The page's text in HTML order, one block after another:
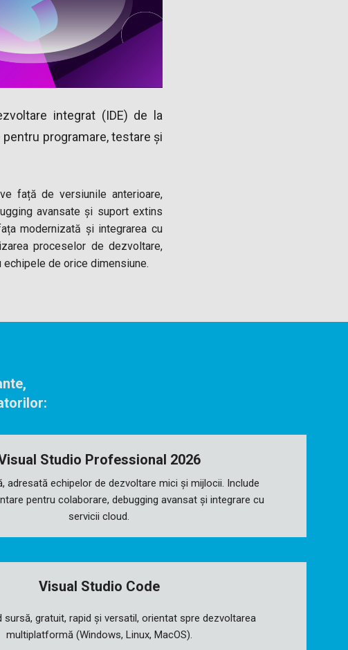
integrat (IDE) de la
programare, testare și
față de versiunile anterioare,
avansate și suport extins
modernizată și integrarea cu
proceselor de dezvoltare,
de orice dimensiune.
Studio Professional 2026
adresată echipelor de dezvoltare mici și mijlocii. Include
pentru colaborare, debugging avansat și integrare cu
servicii cloud.
Visual Studio Code
sursă, gratuit, rapid și versatil, orientat spre dezvoltarea
multiplatformă (Windows, Linux, MacOS).